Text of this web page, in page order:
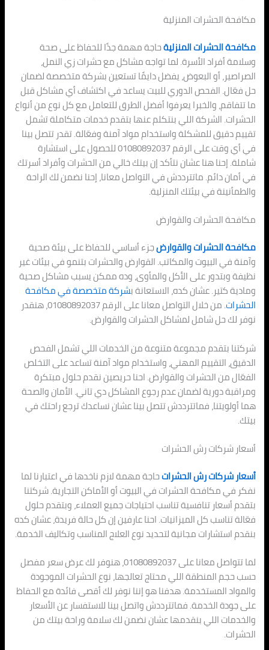
مكافحة الحشرات المنزلية
مكافحة الحشرات المنزليةحاجة مهمة جدًا للحفاظ على صحة
وسلامة أفراد الأسرة. لما تواجه مشاكل مع حشرات زي النمل،
الصراصير، أو البعوض، يفضل دايمًا تستعين بشركة متخصصة لضمان
حل فعّال. الفحص الدوري للبيت يساعد في اكتشاف أي مشاكل قبل
ما تتفاقم، والخبرا يعرفوا أفضل الطرق للتعامل مع كل نوع من أنواع
الحشرات. الشركة اللي بنتكلم عنها بتقدم خدمات متكاملة تشمل
تقييم دقيق للمشكلة واستخدام مواد آمنة وفعّالة. تقدر تتصل بينا
في أي وقت على الرقم 01080892037 للحصول على استشارة
شاملة. إحنا هنا عشان نتأكد إن بيتك خالي من الحشرات وأفراد أسرتك
في أمان دائم. ماتترددش في التواصل معانا، إحنا نضمن لك الراحة
والطمأنينة في بيئتك المنزلية.
مكافحة الحشرات والقوارض
مكافحة الحشرات والقوارضجزء أساسي للحفاظ على بيئة صحية
وآمنة في البيوت والمكاتب. القوارض والحشرات بتنمو في بيئات غير
نظيفة وبتدور على الأكل والمأوى، وده ممكن يسبب مشاكل صحية
ومادية كتير. عشان كده، الاستعانة بشركة متخصصة في مكافحة
الحشرات
. من خلال التواصل معانا على الرقم 01080892037، هنقدر
نوفر لك حل شامل لمشاكل الحشرات والقوارض.
شركتنا بتقدم مجموعة متنوعة من الخدمات اللي تشمل الفحص
الدقيق، التقييم المهني، واستخدام مواد آمنة تساعد على التخلص
الفعّال من الحشرات والقوارض. احنا حريصين نقدم حلول مبتكرة
ومراقبة دورية لضمان عدم رجوع المشاكل دي تاني. الأمان والصحة
هما أولويتنا، فماتترددش تتصل بينا عشان نساعدك ترجع راحتك في
بيتك.
أسعار شركات رش الحشرات
أسعار شركات رش الحشراتحاجة مهمة لازم ناخدها في اعتبارنا لما
نفكر في مكافحة الحشرات في البيوت أو الأماكن التجارية. شركتنا
بتقدم أسعار تنافسية تناسب احتياجات جميع العملاء، وبتقدم حلول
فعّالة تناسب كل الميزانيات. احنا عارفين إن كل حالة فريدة، عشان كده
بنقدم استشارات مجانية لتحديد نوع العلاج المناسب وتكاليف الخدمة.
لما تتواصل معانا على 01080892037، هنوفر لك عرض سعر مفصل
حسب حجم المنطقة اللي محتاج تعالجها، نوع الحشرات الموجودة
والمواد المستخدمة. هدفنا هو إننا نوفر لك أقصى فائدة مع الحفاظ
على جودة الخدمة. فماتترددش واتصل بينا للاستفسار عن الأسعار
والخدمات اللي بنقدمها عشان نضمن لك سلامة وراحة بيتك من
الحشرات.